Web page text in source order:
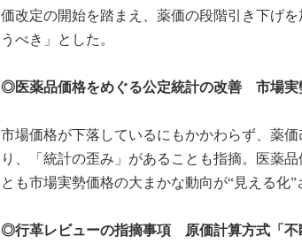
価改定の開始を踏まえ、薬価の段階引き下げ
うべき」とした。
◎医薬品価格をめぐる公定統計の改善 市場実
市場価格が下落しているにもかかわらず、薬
り、「統計の歪み」があることも指摘。医薬
とも市場実勢価格の大まかな動向が“見える化
◎行革レビューの指摘事項 原価計算方式「不